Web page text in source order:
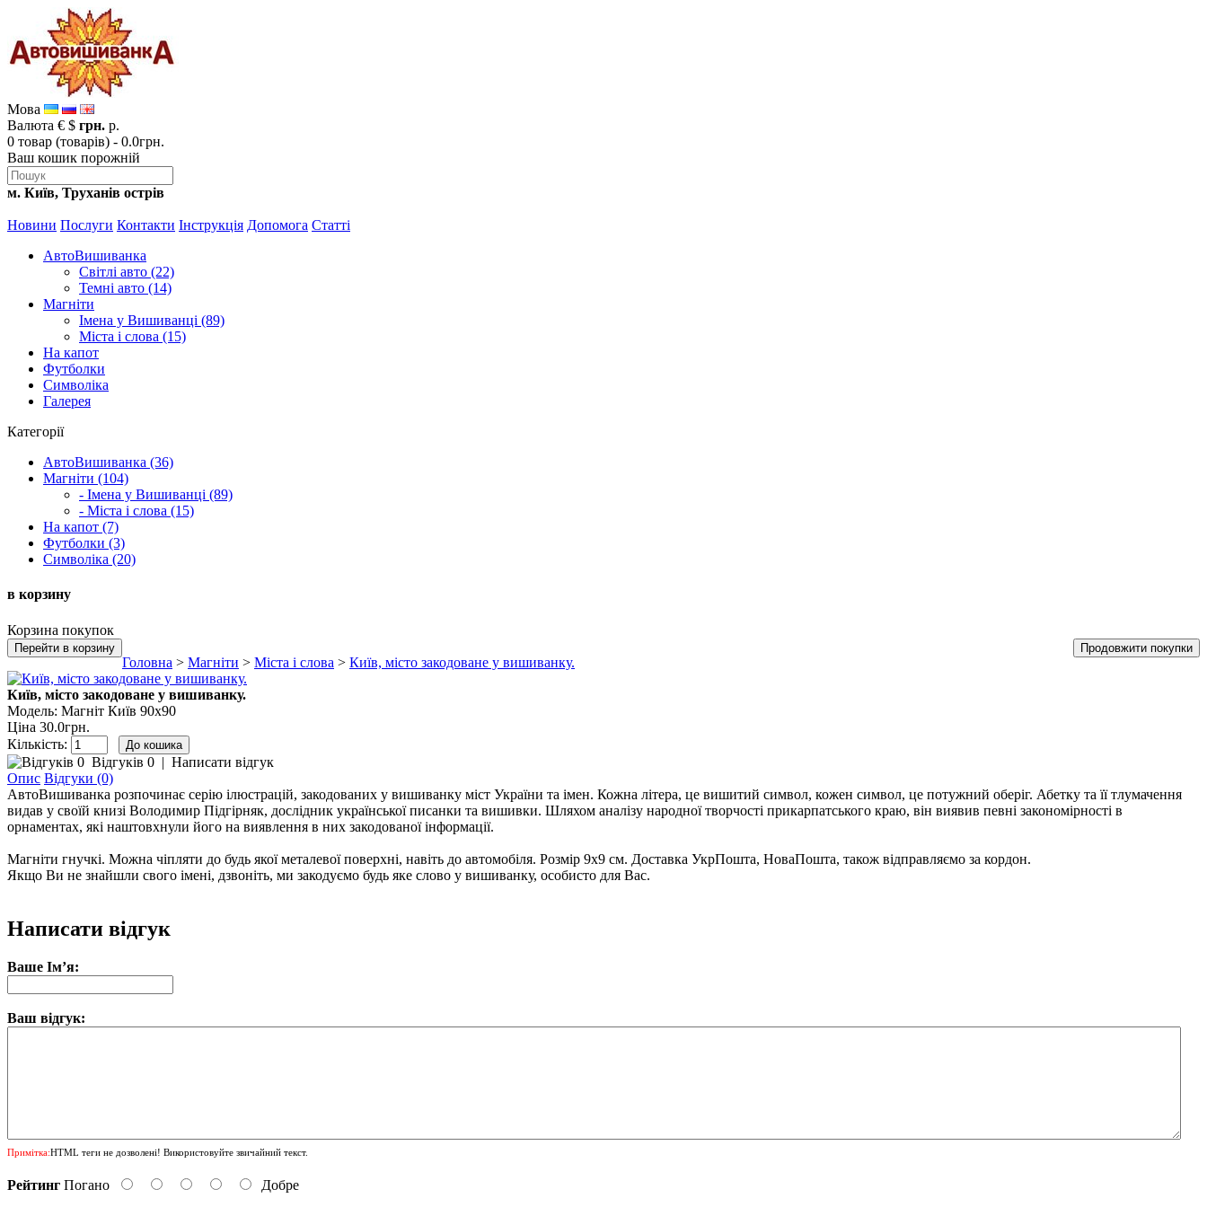
Мова
Валюта € $ грн. р.
0 товар (товарів) - 0.0грн.
Ваш кошик порожній
м. Київ, Труханів острів
Новини Послуги Контакти Інструкція Допомога Статті
АвтоВишиванка
Світлі авто (22)
Темні авто (14)
Магніти
Імена у Вишиванці (89)
Міста і слова (15)
На капот
Футболки
Символіка
Галерея
Категорії
АвтоВишиванка (36)
Магніти (104)
- Імена у Вишиванці (89)
- Міста і слова (15)
На капот (7)
Футболки (3)
Символіка (20)
в корзину
Корзина покупок
Перейти в корзину Продовжити покупки
Головна > Магніти > Міста і слова > Київ, місто закодоване у вишиванку.
Київ, місто закодоване у вишиванку.
Модель: Магніт Київ 90х90
Ціна 30.0грн.
Кількість:
Відгуків 0 | Написати відгук
Опис Відгуки (0)
АвтоВишиванка розпочинає серію ілюстрацій, закодованих у вишиванку міст України та імен. Кожна літера, це вишитий символ, кожен символ, це потужний оберіг. Абетку та її тлумачення
видав у своїй книзі Володимир Підгірняк, дослідник української писанки та вишивки. Шляхом аналізу народної творчості прикарпатського краю, він виявив певні закономірності в
орнаментах, які наштовхнули його на виявлення в них закодованої інформації.
Магніти гнучкі. Можна чіпляти до будь якої металевої поверхні, навіть до автомобіля. Розмір 9х9 см. Доставка УкрПошта, НоваПошта, також відправляємо за кордон.
Якщо Ви не знайшли свого імені, дзвоніть, ми закодуємо будь яке слово у вишиванку, особисто для Вас.
Написати відгук
Ваше Ім’я:
Ваш відгук:
Примітка:HTML теги не дозволені! Використовуйте звичайний текст.
Рейтинг Погано Добре